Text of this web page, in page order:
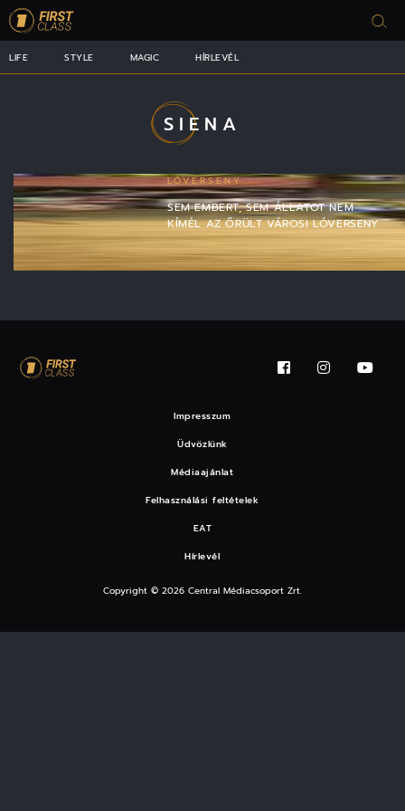
LIFE STYLE MAGIC HÍRLEVÉL
SIENA
LÓVERSENY
SEM EMBERT, SEM ÁLLATOT NEM
KÍMÉL AZ ŐRÜLT VÁROSI LÓVERSENY
Impresszum
Üdvözlünk
Médiaajánlat
Felhasználási feltételek
EAT
Hírlevél
Copyright © 2026 Central Médiacsoport Zrt.